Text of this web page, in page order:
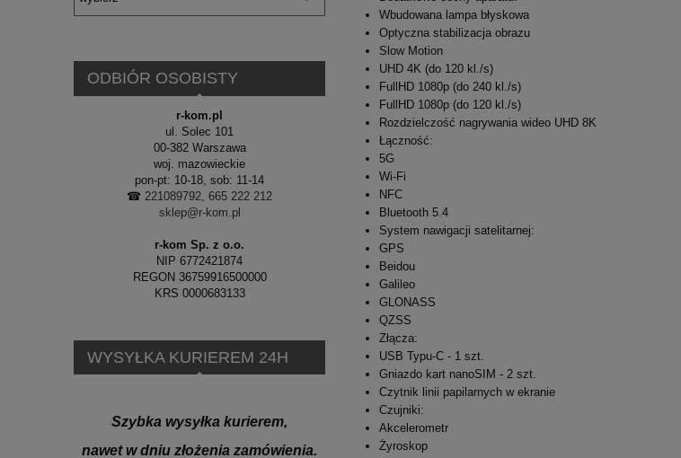
ODBIÓR OSOBISTY
r-kom.pl
ul. Solec 101
00-382 Warszawa
woj. mazowieckie
pon-pt: 10-18, sob: 11-14
☎ 221089792 665 222 212
sklep@r-kom.pl
r-kom Sp. z o.o.
NIP 6772421874
REGON 36759916500000
KRS 0000683133
WYSYŁKA KURIEREM 24H
Szybka wysyłka kurierem,
nawet w dniu złożenia zamówienia.
Wbudowana lampa błyskowa
Optyczna stabilizacja obrazu
Slow Motion
UHD 4K (do 120 kl./s)
FullHD 1080p (do 240 kl./s)
FullHD 1080p (do 120 kl./s)
Rozdzielczość nagrywania wideo UHD 8K
Łączność:
5G
Wi-Fi
NFC
Bluetooth 5.4
System nawigacji satelitarnej:
GPS
Beidou
Galileo
GLONASS
QZSS
Złącza:
USB Typu-C - 1 szt.
Gniazdo kart nanoSIM - 2 szt.
Czytnik linii papilarnych w ekranie
Czujniki:
Akcelerometr
Żyroskop